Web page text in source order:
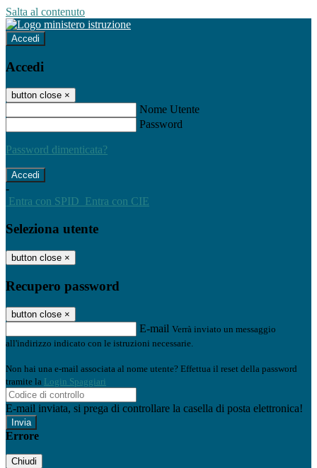
Salta al contenuto
Accedi
Accedi
button close ×
Nome Utente
Password
Password dimenticata?
-
Entra con SPID Entra con CIE
Seleziona utente
button close ×
Recupero password
button close ×
E-mail Verrà inviato un messaggio
all'indirizzo indicato con le istruzioni necessarie.
Non hai una e-mail associata al nome utente? Effettua il reset della password
tramite la Login Spaggiari
E-mail inviata, si prega di controllare la casella di posta elettronica!
Errore
Chiudi